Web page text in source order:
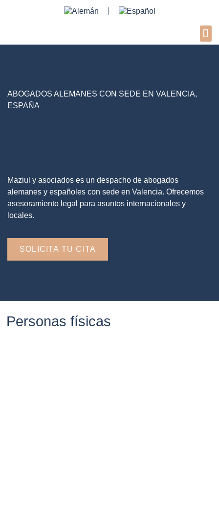
ABOGADOS ALEMANES CON SEDE EN VALENCIA,
ESPAÑA
Maziul y asociados es un despacho de abogados
alemanes y españoles con sede en Valencia. Ofrecemos
asesoramiento legal para asuntos internacionales y
locales.
SOLICITA TU CITA
Personas físicas